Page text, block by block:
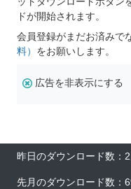
ドが開始されます。
会員登録がまだお済みで
料） をお願いします。
広告を非表示にする
昨日のダウンロード数：
先月のダウンロード数：